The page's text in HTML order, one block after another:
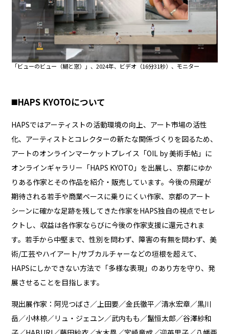
「ビューのビュー（糊と窓）」、2024年、ビデオ（16分31秒）、モニター
◼️HAPS KYOTOについて
HAPSではアーティストの活動環境の向上、アート市場の活性
化、アーティストとコレクターの新たな関係づくりを図るため、
アートのオンラインマーケットプレイス「OIL by 美術手帖 」に
オンラインギャラリー「HAPS KYOTO 」を出展し、京都にゆか
りある作家とその作品を紹介・販売しています。今後の飛躍が
期待される若手や商業ベースに乗りにくい作家、京都のアート
シーンに確かな足跡を残してきた作家をHAPS独自の視点でセレ
クトし、収益は各作家ならびに今後の作家支援に還元されま
す。若手から中堅まで、性別を問わず、障害の有無を問わず、美
術/工芸やハイアート/サブカルチャーなどの垣根を超えて、
HAPSにしかできない方法で「多様な表現」のあり方を守り、発
展させることを目指します。
現出展作家：阿児つばさ／上田要／金氏徹平／清水宏章／黒川
岳／小林椋／リュ・ジェユン／武内もも／鬣恒太郎／谷澤紗和